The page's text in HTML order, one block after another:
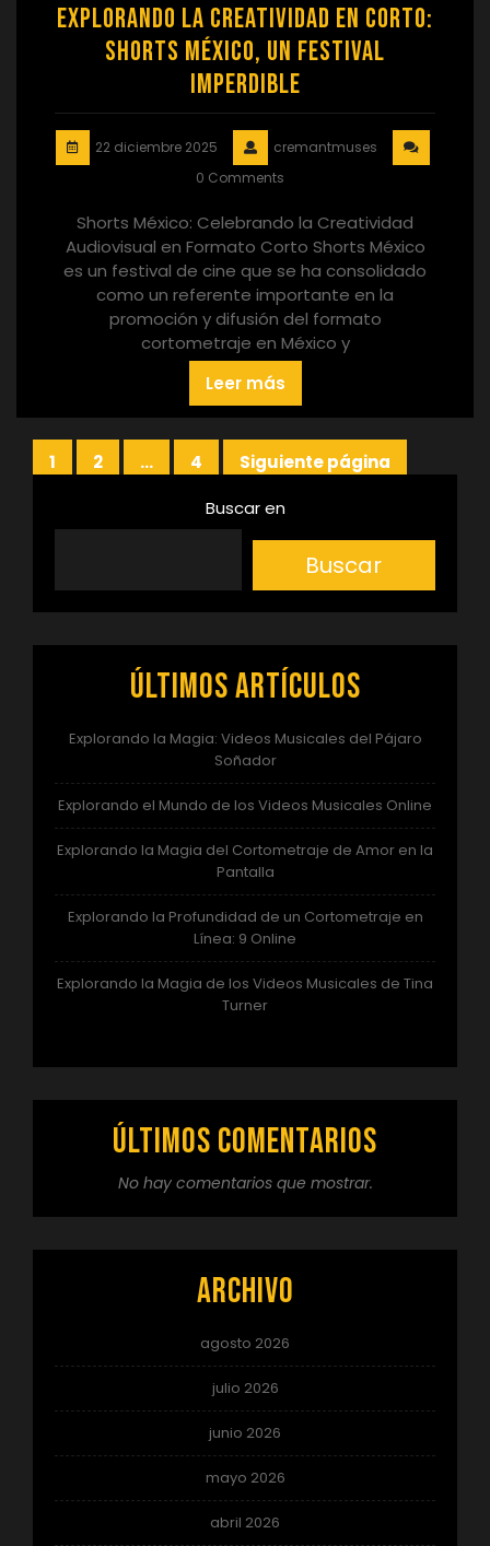
Explorando la Creatividad en Corto:
Shorts México, un Festival
Imperdible
22 diciembre 2025
cremantmuses
0 Comments
Shorts México: Celebrando la Creatividad
Audiovisual en Formato Corto Shorts México
es un festival de cine que se ha consolidado
como un referente importante en la
promoción y difusión del formato
cortometraje en México y
Leer más
Paginación
Página
1 Página
2 … Página
4
Siguiente página
Buscar en
Buscar
Últimos artículos
Explorando la Magia: Videos Musicales del Pájaro
Soñador
Explorando el Mundo de los Videos Musicales Online
Explorando la Magia del Cortometraje de Amor en la
Pantalla
Explorando la Profundidad de un Cortometraje en
Línea: 9 Online
Explorando la Magia de los Videos Musicales de Tina
Turner
Últimos comentarios
No hay comentarios que mostrar.
Archivo
agosto 2026
julio 2026
junio 2026
mayo 2026
abril 2026